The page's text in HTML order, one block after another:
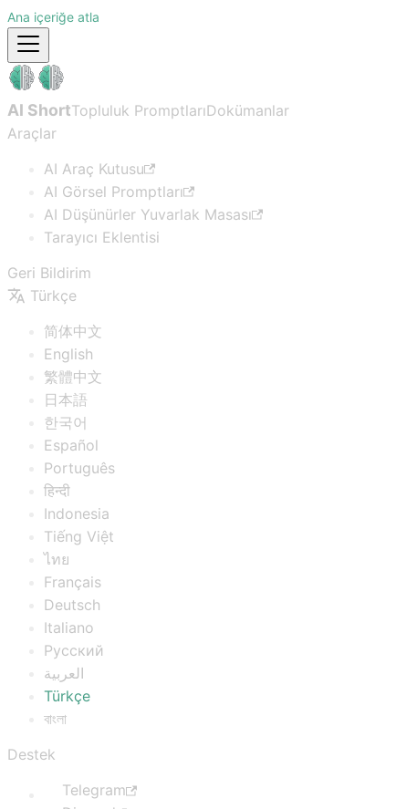
Ana içeriğe atla
AI ShortTopluluk PromptlarıDokümanlar
Araçlar
AI Araç Kutusu
AI Görsel Promptları
AI Düşünürler Yuvarlak Masası
Tarayıcı Eklentisi
Geri Bildirim
Türkçe
简体中文
English
繁體中文
日本語
한국어
Español
Português
हिन्दी
Indonesia
Tiếng Việt
ไทย
Français
Deutsch
Italiano
Русский
العربية
Türkçe
বাংলা
Destek
Telegram